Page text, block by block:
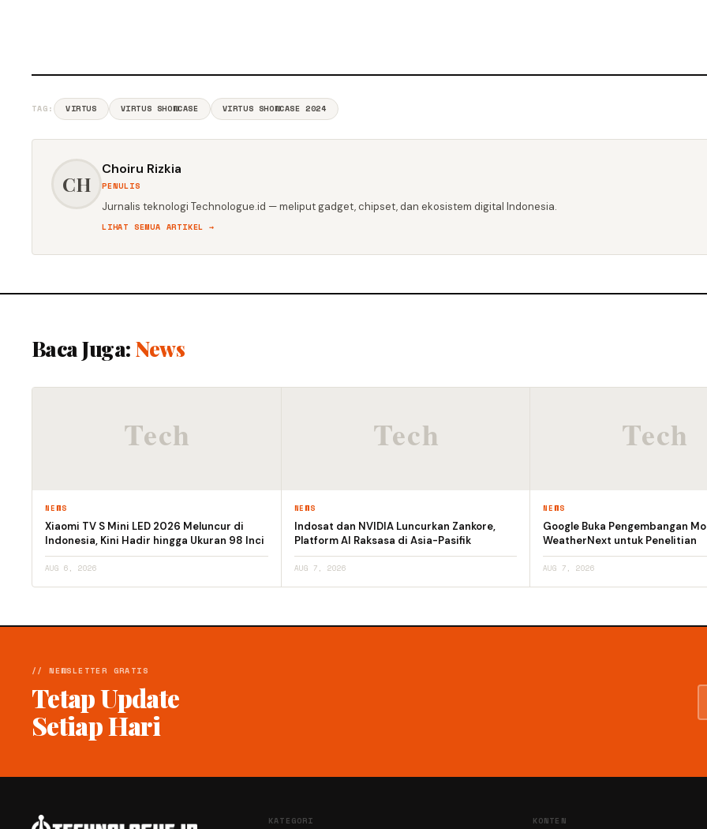
TAG: VIRTUS VIRTUS SHOWCASE VIRTUS SHOWCASE 2024
CH
Choiru Rizkia
PENULIS
Jurnalis teknologi Technologue.id — meliput gadget, chipset, dan ekosistem digital Indonesia.
LIHAT SEMUA ARTIKEL →
Baca Juga: News
NEWS
Xiaomi TV S Mini LED 2026 Meluncur di
Indonesia, Kini Hadir hingga Ukuran 98 Inci
AUG 6, 2026
NEWS
Indosat dan NVIDIA Luncurkan Zankore,
Platform AI Raksasa di Asia-Pasifik
AUG 7, 2026
NEWS
Google Buka Pengembangan
WeatherNext untuk Penelitian
AUG 7, 2026
// NEWSLETTER GRATIS
Tetap Update
Setiap Hari
KATEGORI KONTEN